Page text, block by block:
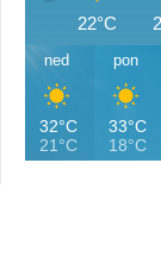
22°C
ned
32°C
21°C
pon
33°C
18°C